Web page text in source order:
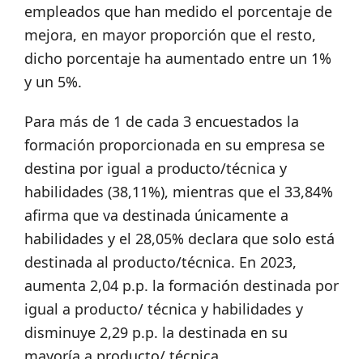
empleados que han medido el porcentaje de
mejora, en mayor proporción que el resto,
dicho porcentaje ha aumentado entre un 1%
y un 5%.
Para más de 1 de cada 3 encuestados la
formación proporcionada en su empresa se
destina por igual a producto/técnica y
habilidades (38,11%), mientras que el 33,84%
afirma que va destinada únicamente a
habilidades y el 28,05% declara que solo está
destinada al producto/técnica. En 2023,
aumenta 2,04 p.p. la formación destinada por
igual a producto/ técnica y habilidades y
disminuye 2,29 p.p. la destinada en su